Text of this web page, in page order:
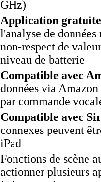
GHz)
Application
l'analyse de données
non-respect de
niveau de batterie
Compatible avec
données via
par commande
Compatible avec
connexes peuvent
iPad
Fonctions de scène
actionner plusieurs